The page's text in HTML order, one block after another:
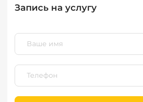
Запись на услугу